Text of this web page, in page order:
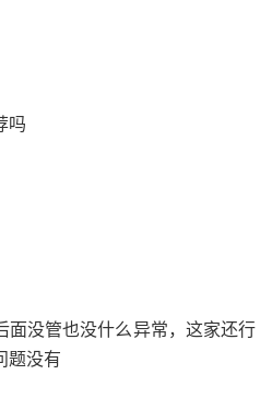
吗
面没管也没什么异常，这家还行
题没有